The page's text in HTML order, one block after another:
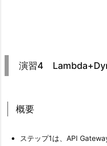
演習4
概要
ステップ1は、API